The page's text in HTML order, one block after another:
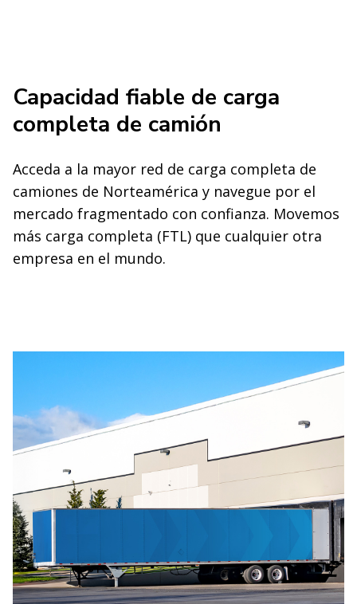
Capacidad fiable de carga
completa de camión
Acceda a la mayor red de carga completa de
camiones de Norteamérica y navegue por el
mercado fragmentado con confianza. Movemos
más carga completa (FTL) que cualquier otra
empresa en el mundo.